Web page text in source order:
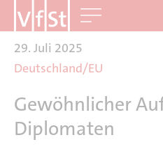
29. Juli 2025
Deutschland/EU
Gewöhnlicher
Diplomaten